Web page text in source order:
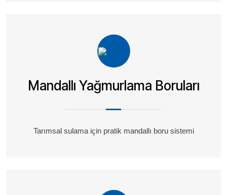
Mandallı Yağmurlama Boruları
Tarımsal sulama için pratik mandallı boru sistemi